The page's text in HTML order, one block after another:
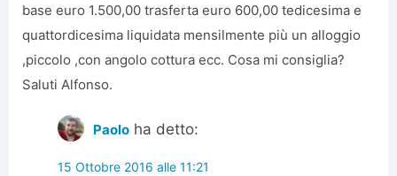
base euro 1.500,00 trasferta euro 600,00 tedicesima e
quattordicesima liquidata mensilmente più un alloggio
,piccolo ,con angolo cottura ecc. Cosa mi consiglia?
Saluti Alfonso.
Paolo ha detto:
15 Ottobre 2016 alle 11:21